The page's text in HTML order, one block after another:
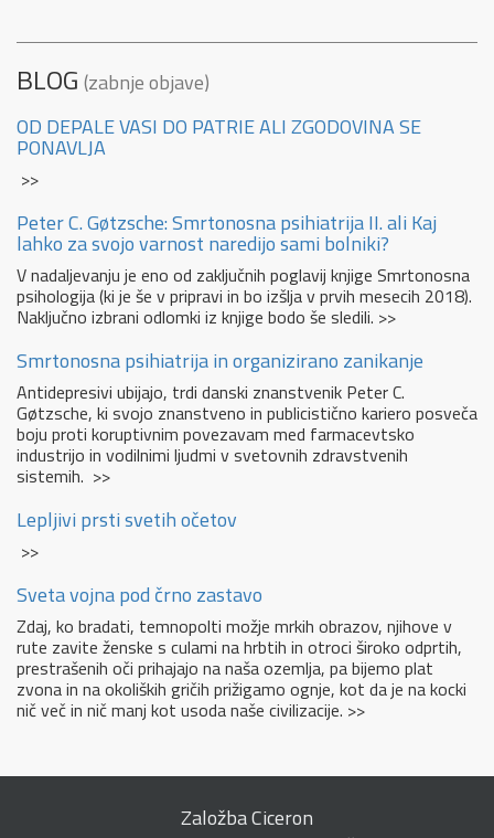
BLOG (zabnje objave)
OD DEPALE VASI DO PATRIE ALI ZGODOVINA SE
PONAVLJA
>>
Peter C. Gøtzsche: Smrtonosna psihiatrija II. ali Kaj
lahko za svojo varnost naredijo sami bolniki?
V nadaljevanju je eno od zaključnih poglavij knjige Smrtonosna
psihologija (ki je še v pripravi in bo izšlja v prvih mesecih 2018).
Naključno izbrani odlomki iz knjige bodo še sledili. >>
Smrtonosna psihiatrija in organizirano zanikanje
Antidepresivi ubijajo, trdi danski znanstvenik Peter C.
Gøtzsche, ki svojo znanstveno in publicistično kariero posveča
boju proti koruptivnim povezavam med farmacevtsko
industrijo in vodilnimi ljudmi v svetovnih zdravstvenih
sistemih. >>
Lepljivi prsti svetih očetov
>>
Sveta vojna pod črno zastavo
Zdaj, ko bradati, temnopolti možje mrkih obrazov, njihove v
rute zavite ženske s culami na hrbtih in otroci široko odprtih,
prestrašenih oči prihajajo na naša ozemlja, pa bijemo plat
zvona in na okoliških gričih prižigamo ognje, kot da je na kocki
nič več in nič manj kot usoda naše civilizacije. >>
Založba Ciceron